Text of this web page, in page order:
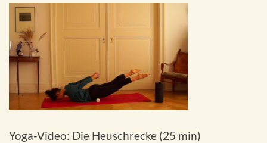
Yoga-Video: Die Heuschrecke (25 min)